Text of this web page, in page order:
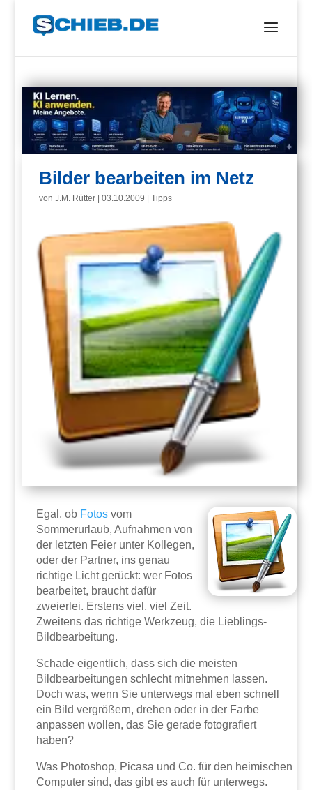
Bilder bearbeiten im Netz
vonJ.M. Rütter |03.10.2009 |Tipps
Egal, ob Fotos vom
Sommerurlaub, Aufnahmen von
der letzten Feier unter Kollegen,
oder der Partner, ins genau
richtige Licht gerückt: wer Fotos
bearbeitet, braucht dafür
zweierlei. Erstens viel, viel Zeit.
Zweitens das richtige Werkzeug, die Lieblings-
Bildbearbeitung.
Schade eigentlich, dass sich die meisten
Bildbearbeitungen schlecht mitnehmen lassen.
Doch was, wenn Sie unterwegs mal eben schnell
ein Bild vergrößern, drehen oder in der Farbe
anpassen wollen, das Sie gerade fotografiert
haben?
Was Photoshop, Picasa und Co. für den heimischen
Computer sind, das gibt es auch für unterwegs.